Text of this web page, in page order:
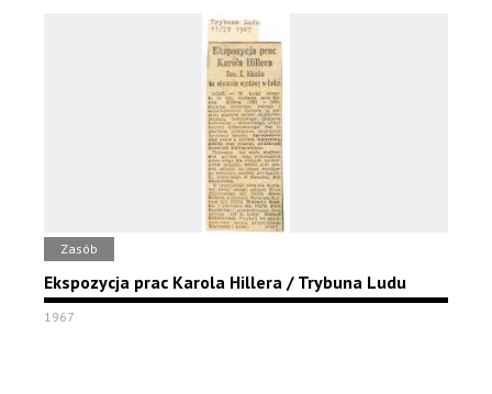
Zasób
Ekspozycja prac Karola Hillera / Trybuna Ludu
1967